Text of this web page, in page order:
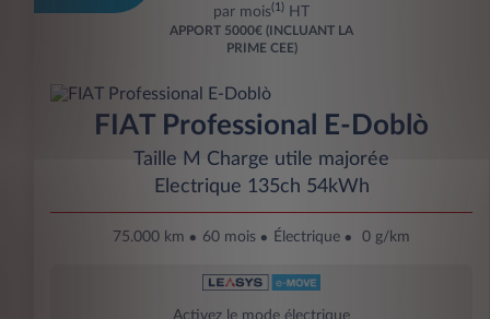
par mois(1) HT
APPORT 5000€ (INCLUANT LA
PRIME CEE)
FIAT Professional E-Doblò
Taille M Charge utile majorée
Electrique 135ch 54kWh
75.000 km 60 mois Électrique 0 g/km
Activez le mode électrique